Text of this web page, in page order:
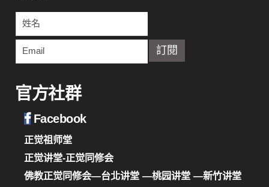
官方社群
Facebook
正觉祖师堂
正觉讲堂-正觉同修会
佛教正觉同修会—台北讲堂 —桃园讲堂 —新竹讲堂